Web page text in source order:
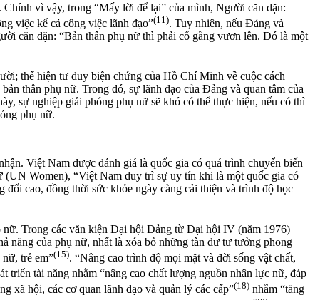
vì vậy, trong “Mấy lời để lại” của mình, Người căn dặn:
việc kể cả công việc lãnh đạo”(11). Tuy nhiên, nếu Đảng và
căn dặn: “Bản thân phụ nữ thì phải cố gắng vươn lên. Đó là một
thể hiện tư duy biện chứng của Hồ Chí Minh về cuộc cách
thân phụ nữ. Trong đó, sự lãnh đạo của Đảng và quan tâm của
sự nghiệp giải phóng phụ nữ sẽ khó có thể thực hiện, nếu có thì
phụ nữ.
Việt Nam được đánh giá là quốc gia có quá trình chuyển biến
Women), “Việt Nam duy trì sự uy tín khi là một quốc gia có
cao, đồng thời sức khỏe ngày càng cải thiện và trình độ học
nữ. Trong các văn kiện Đại hội Đảng từ Đại hội IV (năm 1976)
năng của phụ nữ, nhất là xóa bỏ những tàn dư tư tưởng phong
trẻ em”(15). “Nâng cao trình độ mọi mặt và đời sống vật chất,
triển tài năng nhằm “nâng cao chất lượng nguồn nhân lực nữ, đáp
xã hội, các cơ quan lãnh đạo và quản lý các cấp”(18) nhằm “tăng